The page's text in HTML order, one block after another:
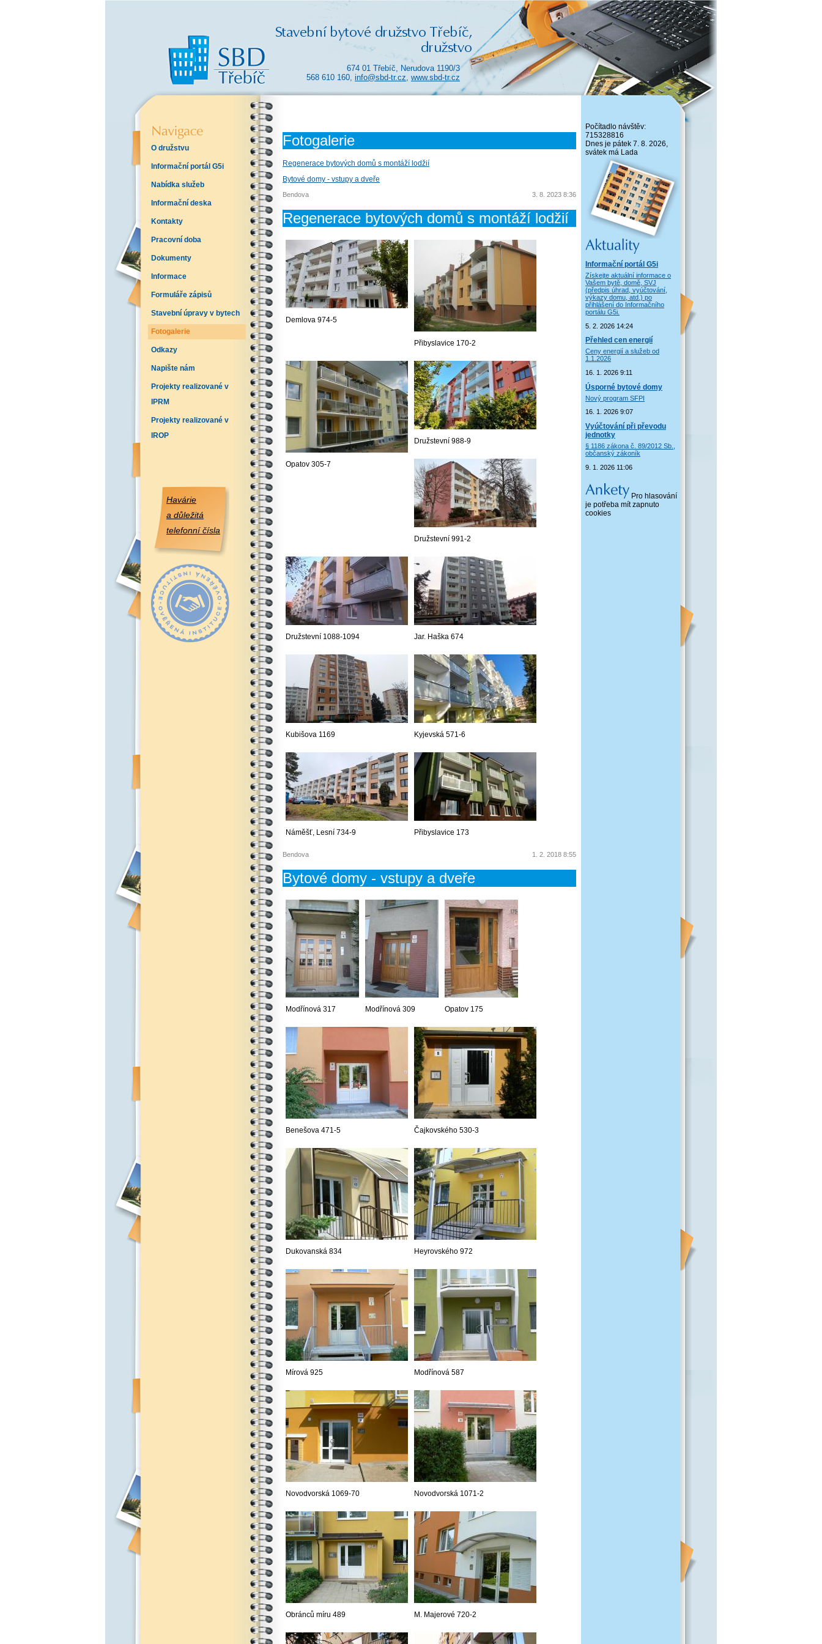
674 01 Třebíč, Nerudova 1190/3
568 610 160, info@sbd-tr.cz, www.sbd-tr.cz
O družstvu
Informační portál G5i
Nabídka služeb
Informační deska
Kontakty
Pracovní doba
Dokumenty
Informace
Formuláře zápisů
Stavební úpravy v bytech
Fotogalerie
Odkazy
Napište nám
Projekty realizované v
IPRM
Projekty realizované v
IROP
Havárie
a důležitá
telefonní čísla
Počítadlo návštěv:
715328816
Dnes je pátek 7. 8. 2026,
svátek má Lada
Informační portál G5i
Získejte aktuální informace o
Vašem bytě, domě, SVJ
(předpis úhrad, vyúčtování,
výkazy domu, atd.) po
přihlášení do Informačního
portálu G5i.
5. 2. 2026 14:24
Přehled cen energií
Ceny energií a služeb od
1.1.2026
16. 1. 2026 9:11
Úsporné bytové domy
Nový program SFPI
16. 1. 2026 9:07
Vyúčtování při převodu
jednotky
§ 1186 zákona č. 89/2012 Sb.,
občanský zákoník
9. 1. 2026 11:06
Pro hlasování
je potřeba mít zapnuto
cookies
Fotogalerie
Regenerace bytových domů s montáží lodžií
Bytové domy - vstupy a dveře
Bendova 3. 8. 2023 8:36
Regenerace bytových domů s montáží lodžií
Demlova 974-5
Přibyslavice 170-2
Opatov 305-7
Družstevní 988-9
Družstevní 991-2
Družstevní 1088-1094 Jar. Haška 674
Kubišova 1169 Kyjevská 571-6
Náměšť, Lesní 734-9 Přibyslavice 173
Bendova 1. 2. 2018 8:55
Bytové domy - vstupy a dveře
Modřínová 317 Modřínová 309 Opatov 175
Benešova 471-5 Čajkovského 530-3
Dukovanská 834 Heyrovského 972
Mírová 925 Modřínová 587
Novodvorská 1069-70 Novodvorská 1071-2
Obránců míru 489 M. Majerové 720-2